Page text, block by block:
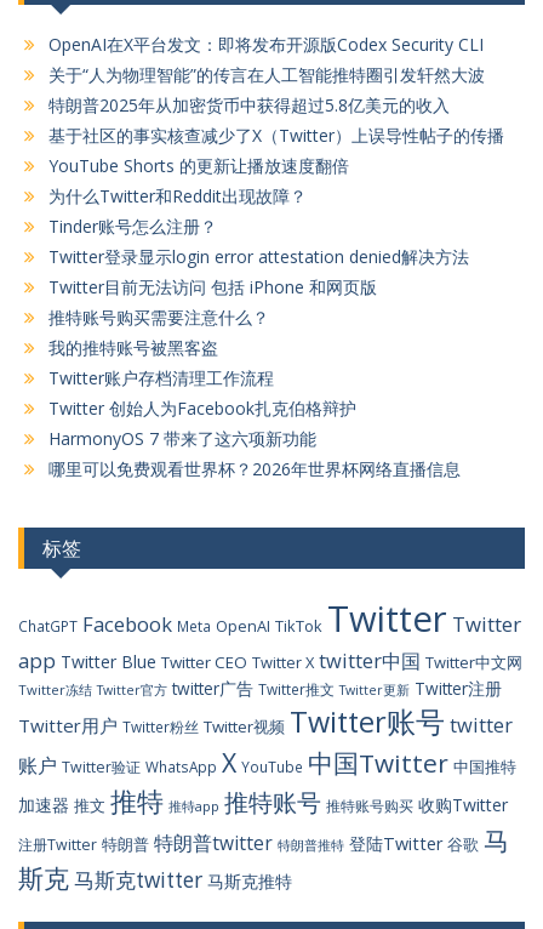
OpenAI在X平台发文：即将发布开源版Codex Security CLI
关于“人为物理智能”的传言在人工智能推特圈引发轩然大波
特朗普2025年从加密货币中获得超过5.8亿美元的收入
基于社区的事实核查减少了X（Twitter）上误导性帖子的传播
YouTube Shorts 的更新让播放速度翻倍
为什么Twitter和Reddit出现故障？
Tinder账号怎么注册？
Twitter登录显示login error attestation denied解决方法
Twitter目前无法访问 包括 iPhone 和网页版
推特账号购买需要注意什么？
我的推特账号被黑客盗
Twitter账户存档清理工作流程
Twitter 创始人为Facebook扎克伯格辩护
HarmonyOS 7 带来了这六项新功能
哪里可以免费观看世界杯？2026年世界杯网络直播信息
标签
ChatGPT Facebook Meta OpenAI TikTok Twitter Twitter
app Twitter Blue Twitter CEO Twitter X twitter中国 Twitter中文网
Twitter冻结 Twitter官方 twitter广告 Twitter推文 Twitter更新 Twitter注册
Twitter用户 Twitter粉丝 Twitter视频 Twitter账号 twitter
账户 Twitter验证 WhatsApp X YouTube 中国Twitter 中国推特
加速器 推文 推特 推特app 推特账号 推特账号购买 收购Twitter
注册Twitter 特朗普 特朗普twitter 特朗普推特 登陆Twitter 谷歌 马
斯克马斯克twitter 马斯克推特